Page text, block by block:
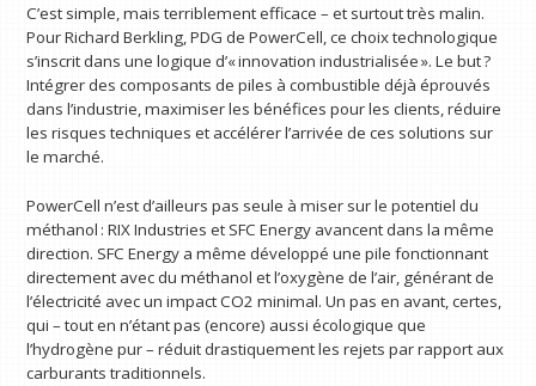
C’est simple, mais terriblement efficace – et surtout très malin.
Pour Richard Berkling, PDG de PowerCell, ce choix technologique
s’inscrit dans une logique d’« innovation industrialisée ». Le but ?
Intégrer des composants de piles à combustible déjà éprouvés
dans l’industrie, maximiser les bénéfices pour les clients, réduire
les risques techniques et accélérer l’arrivée de ces solutions sur
le marché.
PowerCell n’est d’ailleurs pas seule à miser sur le potentiel du
méthanol : RIX Industries et SFC Energy avancent dans la même
direction. SFC Energy a même développé une pile fonctionnant
directement avec du méthanol et l’oxygène de l’air, générant de
l’électricité avec un impact CO2 minimal. Un pas en avant, certes,
qui – tout en n’étant pas (encore) aussi écologique que
l’hydrogène pur – réduit drastiquement les rejets par rapport aux
carburants traditionnels.